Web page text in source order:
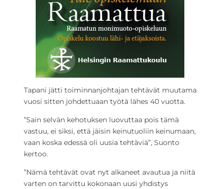
Tapani jätti toiminnanjohtajan tehtävät muutama
vuosi sitten johdettuaan työtä lähes 40 vuotta.
”Sain selvän kehotuksen luovuttaa pois tämä
vastuu, ei siksi, että jäisin keinutuoliin keinumaan,
vaan koska edessä oli uusia tehtäviä”, Suonto
kertoo.
”Nämä tehtävät ovat nyt alkaneet avautua ja niitä
varten on tarvittu kokonaan uusi yhdistys